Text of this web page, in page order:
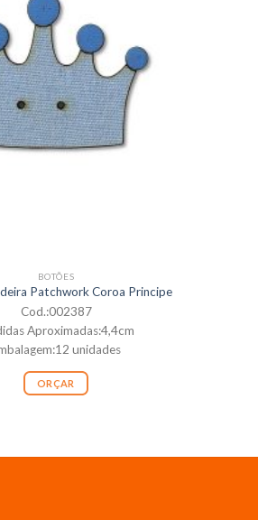
BOTÕES
Patchwork Coroa Principe
Cod.:002387
Aproximadas:4,4cm
unidades
ORÇAR